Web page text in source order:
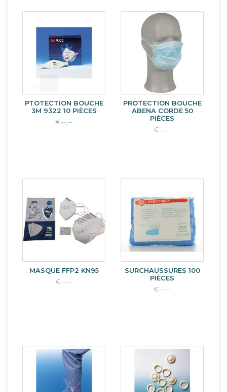
PTOTECTION BOUCHE
3M 9322 10 PIÈCES
€--,--
PROTECTION BOUCHE
ABENA CORDE 50
PIÈCES
€--,--
MASQUE FFP2 KN95
€--,--
SURCHAUSSURES 100
PIÈCES
€--,--